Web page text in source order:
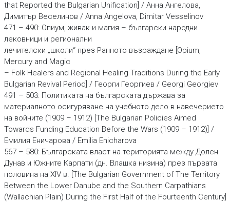
that Reported the Bulgarian Unification] / Анна Ангелова,
Димитър Веселинов / Anna Angelova, Dimitar Vesselinov
471 – 490: Опиум, живак и магия – български народни
лековници и регионални
лечителски „школи“ през Ранното възраждане [Opium,
Mercury and Magic
– Folk Healers and Regional Healing Traditions During the Early
Bulgarian Revival Period] / Георги Георгиев / Georgi Georgiev
491 – 503: Политиката на българската държава за
материалното осигуряване на учебното дело в навечерието
на войните (1909 – 1912) [The Bulgarian Policies Aimed
Towards Funding Education Before the Wars (1909 – 1912)] /
Емилия Еничарова / Emilia Enicharovа
567 – 580: Българската власт на територията между Долен
Дунав и Южните Карпати (дн. Влашка низина) през първата
половина на ХІV в. [The Bulgarian Government of The Territory
Between the Lower Danube and the Southern Carpathians
(Wallachian Plain) During the First Half of the Fourteenth Century]